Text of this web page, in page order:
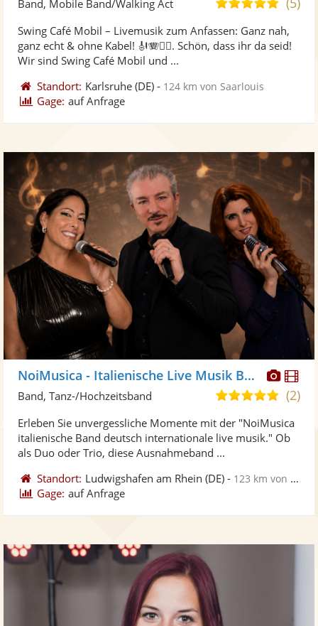
Fotos
5
Band, Mobile Band/Walking Act
Swing Café Mobil – Livemusik zum Anfassen: Ganz nah,
ganz echt & ohne Kabel! 🎻🪗🚶‍♂️. Schön, dass ihr da seid!
Wir sind Swing Café Mobil und ...
Standort: Karlsruhe (DE) - 124 km von Saarlouis
Gage: auf Anfrage
Fotos
NoiMusica - Italienische Live Musik Band
5,0
5
(2)
Band, Tanz-/Hochzeitsband
Erleben Sie unvergessliche Momente mit der "NoiMusica
italienische Band deutsch internationale live musik." Ob
als Duo oder Trio, diese Ausnahmeband ...
Standort: Ludwigshafen am Rhein (DE) - 123 km von Saarlouis
Gage: auf Anfrage